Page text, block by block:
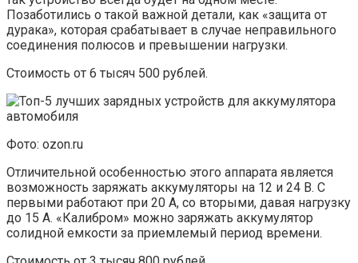
Позаботились о такой важной детали, как «защита от
дурака», которая срабатывает в случае неправильного
соединения полюсов и превышении нагрузки.
Стоимость от 6 тысяч 500 рублей.
Фото: ozon.ru
Отличительной особенностью этого аппарата является
возможность заряжать аккумуляторы на 12 и 24 В. С
первыми работают при 20 А, со вторыми, давая нагрузку
до 15 А. «Калибром» можно заряжать аккумулятор
солидной емкости за приемлемый период времени.